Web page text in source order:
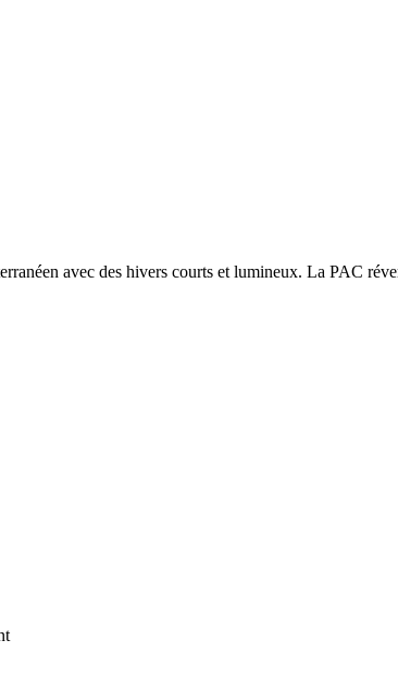
avec des hivers courts et lumineux. La PAC